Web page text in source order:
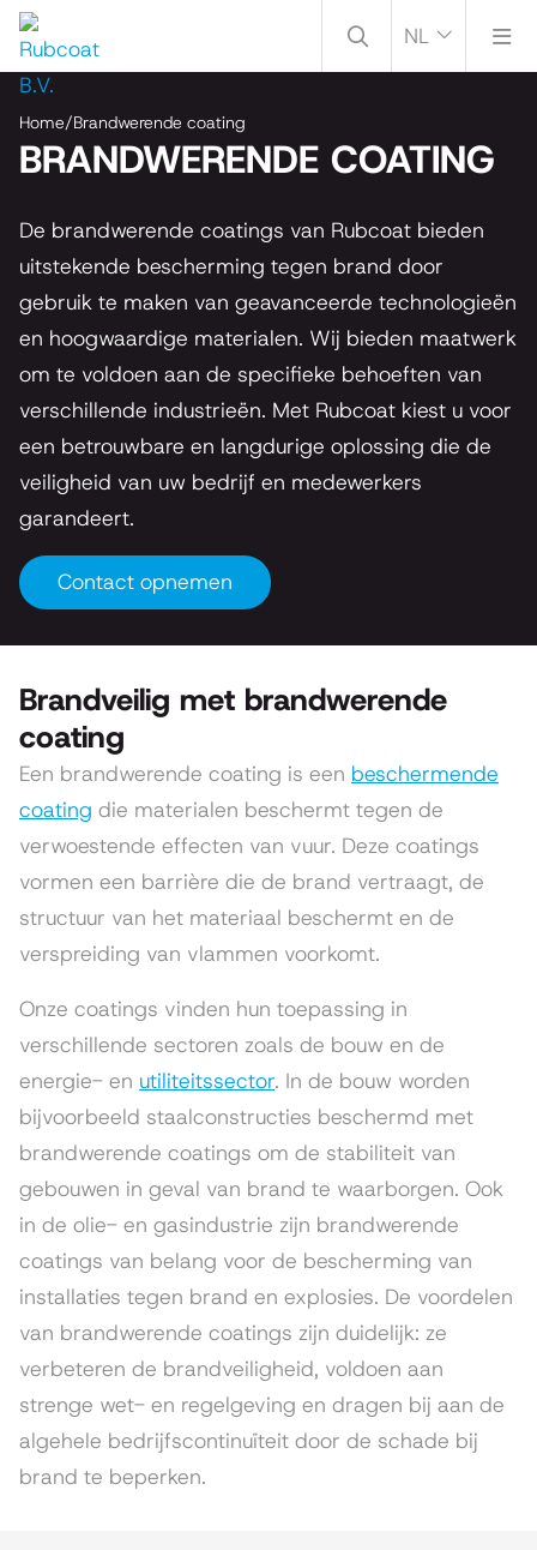
NL
Home/Brandwerende coating
BRANDWERENDE COATING
De brandwerende coatings van Rubcoat bieden
uitstekende bescherming tegen brand door
gebruik te maken van geavanceerde technologieën
en hoogwaardige materialen. Wij bieden maatwerk
om te voldoen aan de specifieke behoeften van
verschillende industrieën. Met Rubcoat kiest u voor
een betrouwbare en langdurige oplossing die de
veiligheid van uw bedrijf en medewerkers
garandeert.
Contact opnemen
Brandveilig met brandwerende
coating
Een brandwerende coating is een beschermende
coating die materialen beschermt tegen de
verwoestende effecten van vuur. Deze coatings
vormen een barrière die de brand vertraagt, de
structuur van het materiaal beschermt en de
verspreiding van vlammen voorkomt.
Onze coatings vinden hun toepassing in
verschillende sectoren zoals de bouw en de
energie- en utiliteitssector. In de bouw worden
bijvoorbeeld staalconstructies beschermd met
brandwerende coatings om de stabiliteit van
gebouwen in geval van brand te waarborgen. Ook
in de olie- en gasindustrie zijn brandwerende
coatings van belang voor de bescherming van
installaties tegen brand en explosies. De voordelen
van brandwerende coatings zijn duidelijk: ze
verbeteren de brandveiligheid, voldoen aan
strenge wet- en regelgeving en dragen bij aan de
algehele bedrijfscontinuïteit door de schade bij
brand te beperken.